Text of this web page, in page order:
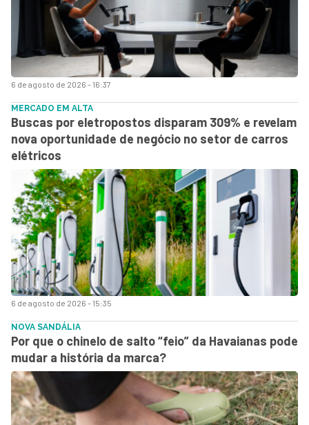
6 de agosto de 2026 - 16:37
6 de agosto de 2026 - 15:35
MERCADO EM ALTA
Buscas por eletropostos disparam 309% e revelam
nova oportunidade de negócio no setor de carros
elétricos
NOVA SANDÁLIA
Por que o chinelo de salto “feio” da Havaianas pode
mudar a história da marca?